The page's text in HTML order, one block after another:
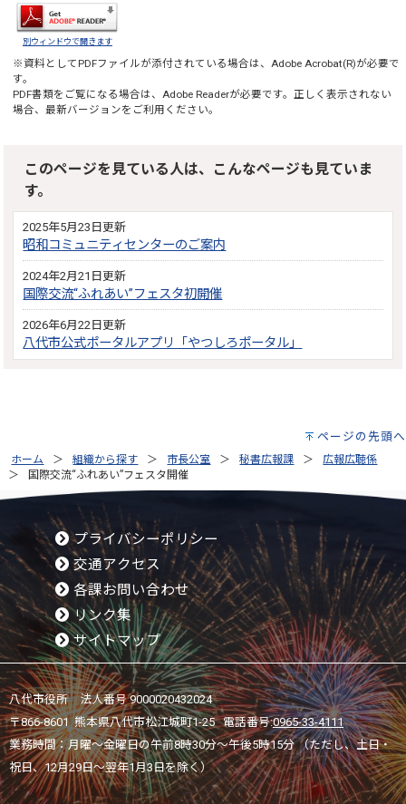
別ウィンドウで開きます
※資料としてPDFファイルが添付されている場合は、 Adobe Acrobat(R)が必要で
す。
PDF書類をご覧になる場合は、 Adobe Readerが必要です。正しく表示されない
場合、最新バージョンをご利用ください。
このページを見ている人は、こんなページも見ていま
す。
2025年5月23日更新
昭和コミュニティセンターのご案内
2024年2月21日更新
国際交流“ふれあい”フェスタ初開催
2026年6月22日更新
八代市公式ポータルアプリ「やつしろポータル」
ページの先頭へ
ホーム 組織から探す 市長公室 秘書広報課
広報広聴係
国際交流“ふれあい”フェスタ開催
プライバシーポリシー
交通アクセス
各課お問い合わせ
リンク集
サイトマップ
八代市役所 法人番号 9000020432024
〒866-8601 熊本県八代市松江城町1-25 電話番号:0965-33-4111
業務時間：月曜～金曜日の午前8時30分～午後5時15分 （ただし、土日・
祝日、12月29日～翌年1月3日を除く）